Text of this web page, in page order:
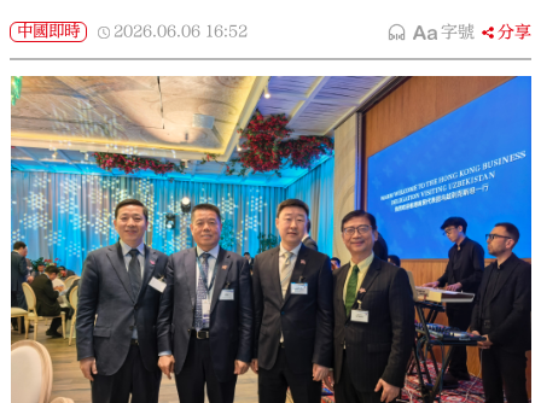
大公文匯
中國即時 2026.06.06 16:52 字號 分享